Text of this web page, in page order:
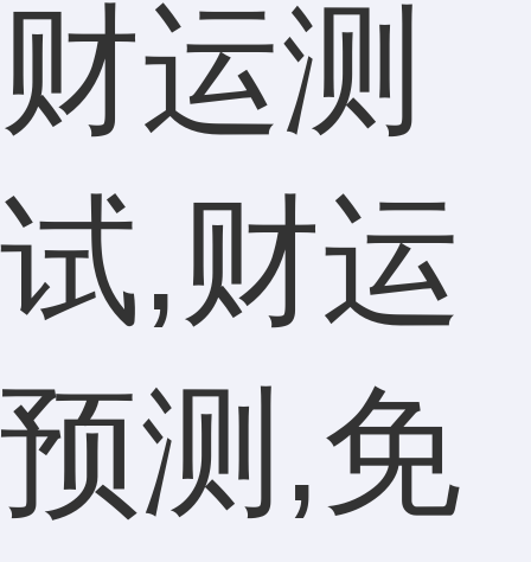
财运测
试,财运
预测,免